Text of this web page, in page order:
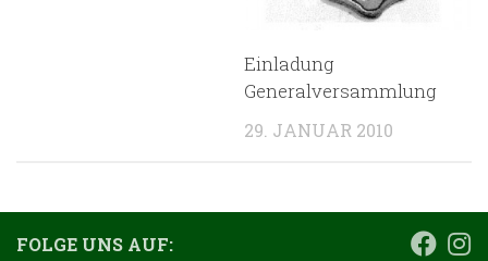
Einladung
Generalversammlung
29. JANUAR 2010
FOLGE UNS AUF: